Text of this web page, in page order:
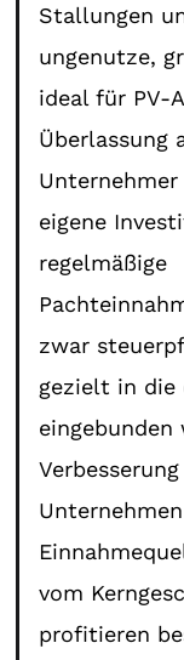
Stallungen
ungenutze,
ideal für PV-
Überlassung
eigene
regelmäßige
zwar
gezielt in die
eingebunden
vom
profitieren